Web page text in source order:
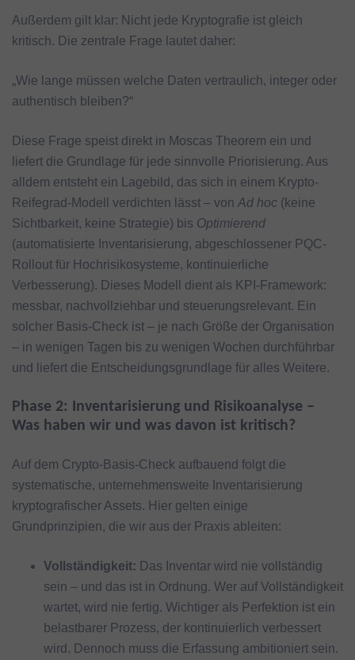
Außerdem gilt klar: Nicht jede Kryptografie ist gleich
kritisch. Die zentrale Frage lautet daher:
„Wie lange müssen welche Daten vertraulich, integer oder
authentisch bleiben?“
Diese Frage speist direkt in Moscas Theorem ein und
liefert die Grundlage für jede sinnvolle Priorisierung. Aus
alldem entsteht ein Lagebild, das sich in einem Krypto-
Reifegrad-Modell verdichten lässt – von Ad hoc (keine
Sichtbarkeit, keine Strategie) bis Optimierend
(automatisierte Inventarisierung, abgeschlossener PQC-
Rollout für Hochrisikosysteme, kontinuierliche
Verbesserung). Dieses Modell dient als KPI-Framework:
messbar, nachvollziehbar und steuerungsrelevant. Ein
solcher Basis-Check ist – je nach Größe der Organisation
– in wenigen Tagen bis zu wenigen Wochen durchführbar
und liefert die Entscheidungsgrundlage für alles Weitere.
Phase 2: Inventarisierung und Risikoanalyse –
Was haben wir und was davon ist kritisch?
Auf dem Crypto-Basis-Check aufbauend folgt die
systematische, unternehmensweite Inventarisierung
kryptografischer Assets. Hier gelten einige
Grundprinzipien, die wir aus der Praxis ableiten:
Vollständigkeit: Das Inventar wird nie vollständig
sein – und das ist in Ordnung. Wer auf Vollständigkeit
wartet, wird nie fertig. Wichtiger als Perfektion ist ein
belastbarer Prozess, der kontinuierlich verbessert
wird. Dennoch muss die Erfassung ambitioniert sein.